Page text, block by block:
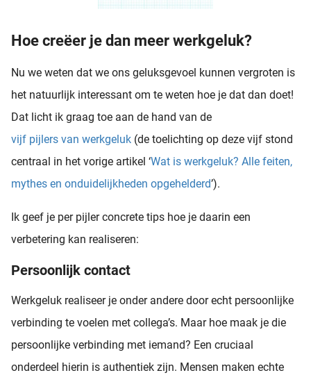
Hoe creëer je dan meer werkgeluk?
Nu we weten dat we ons geluksgevoel kunnen vergroten is
het natuurlijk interessant om te weten hoe je dat dan doet!
Dat licht ik graag toe aan de hand van de
vijf pijlers van werkgeluk (de toelichting op deze vijf stond
centraal in het vorige artikel ‘Wat is werkgeluk? Alle feiten,
mythes en onduidelijkheden opgehelderd’).
Ik geef je per pijler concrete tips hoe je daarin een
verbetering kan realiseren:
Persoonlijk contact
Werkgeluk realiseer je onder andere door echt persoonlijke
verbinding te voelen met collega’s. Maar hoe maak je die
persoonlijke verbinding met iemand? Een cruciaal
onderdeel hierin is authentiek zijn. Mensen maken echte